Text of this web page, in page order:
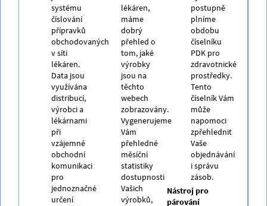
systému
číslování
přípravků
obchodovaných
v síti
lékáren.
Data jsou
využívána
distribucí,
výrobci a
lékárnami
při
vzájemné
obchodní
komunikaci
pro
jednoznačné
určení
lékáren,
máme
dobrý
přehled o
tom, jaké
výrobky
jsou na
těchto
webech
zobrazovány.
Vygenerujeme
Vám
přehledné
měsíční
statistiky
dostupnosti
Vašich
výrobků,
postupně
plníme
obdobu
číselníku
PDK pro
zdravotnické
prostředky.
Tento
číselník Vám
může
napomoci
zpřehlednit
Vaše
objednávání
i správu
zásob.
Nástroj pro
párování